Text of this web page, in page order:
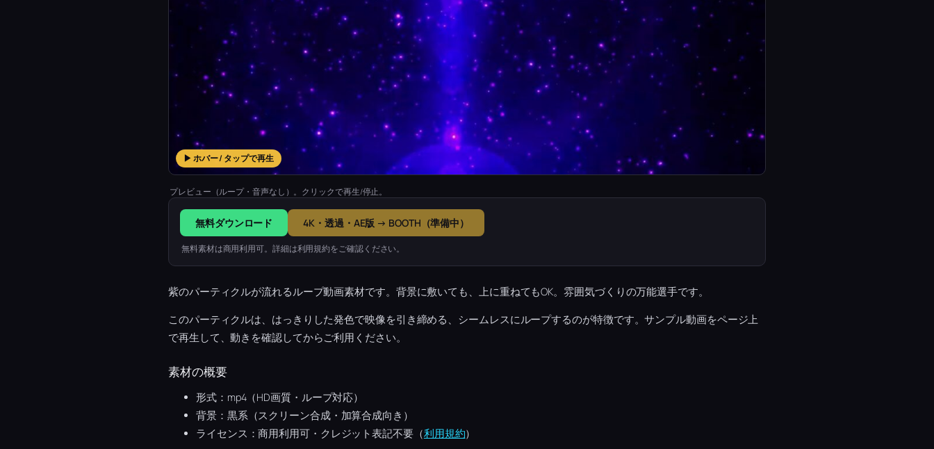
▶ ホバー / タップで再生
プレビュー（ループ・音声なし）。クリックで再生/停止。
無料ダウンロード 4K・透過・AE版 → BOOTH（準備中）
無料素材は商用利用可。詳細は利用規約をご確認ください。
紫のパーティクルが流れるループ動画素材です。背景に敷いても、上に重ねてもOK。雰囲気づくりの万能選手です。
このパーティクルは、はっきりした発色で映像を引き締める、シームレスにループするのが特徴です。サンプル動画をページ上
で再生して、動きを確認してからご利用ください。
素材の概要
形式：mp4（HD画質・ループ対応）
背景：黒系（スクリーン合成・加算合成向き）
ライセンス：商用利用可・クレジット表記不要（利用規約）